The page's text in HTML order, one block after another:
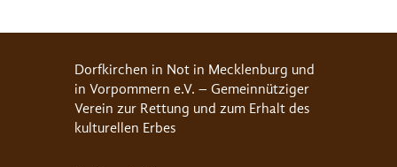
Dorfkirchen in Not in Mecklenburg und
in Vorpommern e.V. – Gemeinnütziger
Verein zur Rettung und zum Erhalt des
kulturellen Erbes